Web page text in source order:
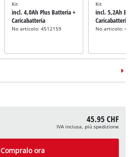
Kit
incl. 4,0Ah Plus Batteria +
Caricabatteria
No articolo: 4512159
Kit
incl. 5,2Ah
Caricabatteria
No articolo:
No articolo: 4540014
45.95 CHF
IVA inclusa, più spedizione
Compralo ora